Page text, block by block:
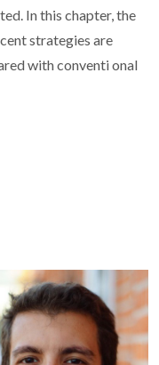
In this chapter, the
strategies are
with conventi onal